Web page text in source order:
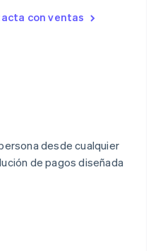
con ventas
desde cualquier
de pagos diseñada